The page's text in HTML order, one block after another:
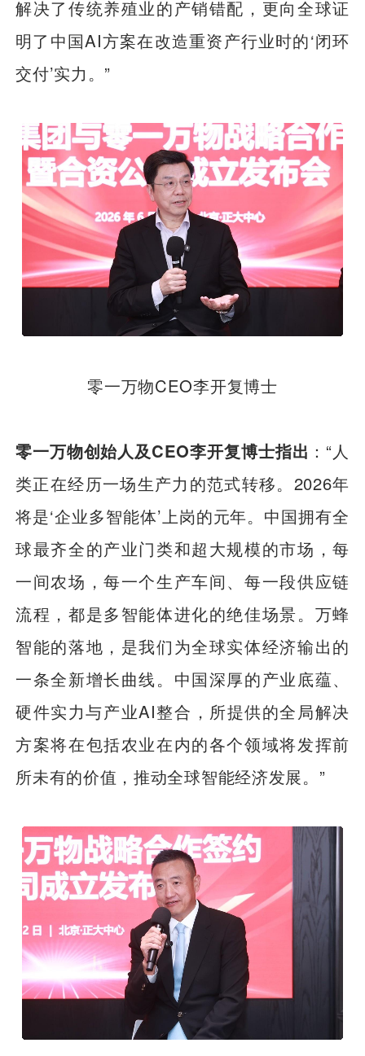
解决了传统养殖业的产销错配，更向全球证
明了中国AI方案在改造重资产行业时的‘闭环
交付’实力。”
零一万物CEO李开复博士
零一万物创始人及CEO李开复博士指出 ：“人
类正在经历一场生产力的范式转移。2026年
将是‘企业多智能体’上岗的元年。中国拥有全
球最齐全的产业门类和超大规模的市场，每
一间农场，每一个生产车间、每一段供应链
流程，都是多智能体进化的绝佳场景。万蜂
智能的落地，是我们为全球实体经济输出的
一条全新增长曲线。中国深厚的产业底蕴、
硬件实力与产业AI整合，所提供的全局解决
方案将在包括农业在内的各个领域将发挥前
所未有的价值，推动全球智能经济发展。”